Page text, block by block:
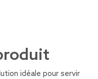
idéale pour servir